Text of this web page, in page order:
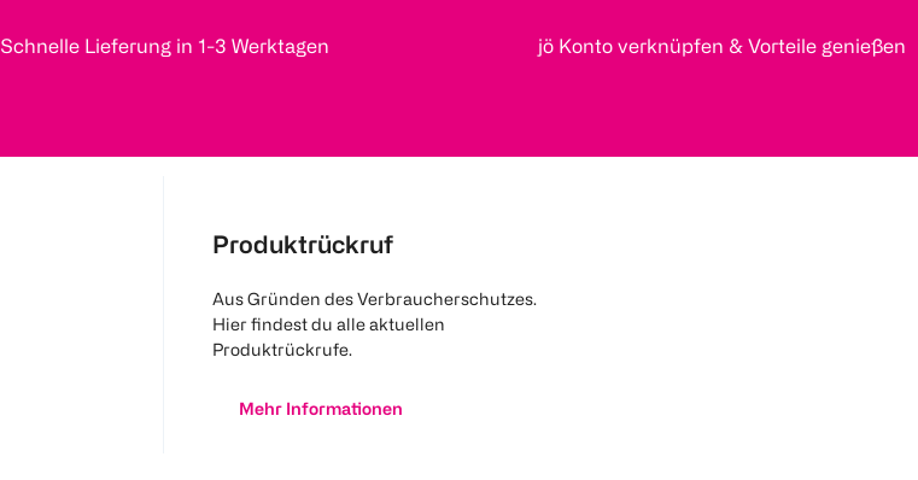
Schnelle Lieferung in 1-3 Werktagen jö Konto verknüpfen & Vorteile genießen
Produktrückruf
Aus Gründen des Verbraucherschutzes.
Hier findest du alle aktuellen
Produktrückrufe.
Mehr Informationen